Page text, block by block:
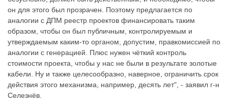
он для этого был прозрачен. Поэтому предлагается по
аналогии с ДПМ реестр проектов финансировать таким
образом, чтобы он был публичным, контролируемым и
утверждаемым каким-то органом, допустим, правкомиссией по
аналогии с генерацией. Плюс нужен чёткий контроль
стоимости проекта, чтобы у нас не были в результате золотые
кабели. Ну и также целесообразно, наверное, ограничить срок
действия этого механизма, например, десять лет", - заявил г-н
Селезнёв.